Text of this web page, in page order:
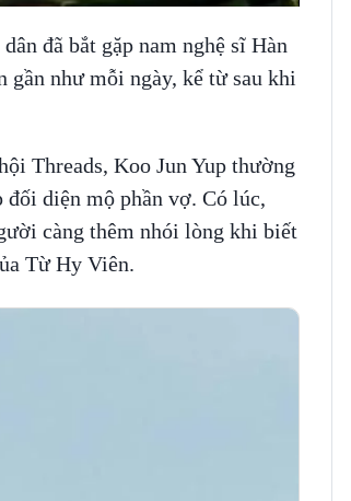
đã bắt gặp nam nghệ sĩ Hàn
như mỗi ngày, kể từ sau khi
Threads, Koo Jun Yup thường
diện mộ phần vợ. Có lúc,
càng thêm nhói lòng khi biết
Từ Hy Viên.